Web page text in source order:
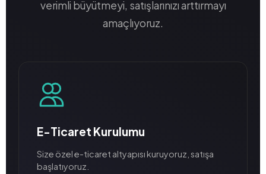
verimli büyütmeyi, satışlarınızı arttırmayı
amaçlıyoruz.
E-Ticaret Kurulumu
Size özel e-ticaret altyapısı kuruyoruz, satışa
başlatıyoruz.